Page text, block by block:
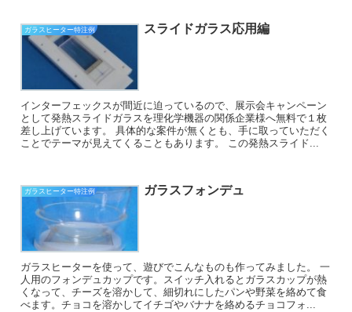
ガラスヒーター特注例 スライドガラス応用編
インターフェックスが間近に迫っているので、展示会キャンペーン
として発熱スライドガラスを理化学機器の関係企業様へ無料で１枚
差し上げています。 具体的な案件が無くとも、手に取っていただく
ことでテーマが見えてくることもあります。 この発熱スライド...
ガラスヒーター特注例 ガラスフォンデュ
ガラスヒーターを使って、遊びでこんなものも作ってみました。 一
人用のフォンデュカップです。スイッチ入れるとガラスカップが熱
くなって、チーズを溶かして、細切れにしたパンや野菜を絡めて食
べます。チョコを溶かしてイチゴやバナナを絡めるチョコフォ...